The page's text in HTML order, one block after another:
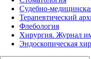
Судебно-
Терапевтический
Флебология
Хирургия. Журнал
Эндоскопическая